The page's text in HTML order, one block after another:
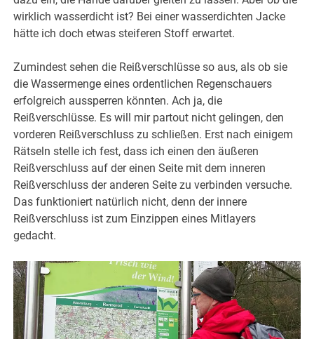
wirklich wasserdicht ist? Bei einer wasserdichten Jacke
hätte ich doch etwas steiferen Stoff erwartet.
Zumindest sehen die Reißverschlüsse so aus, als ob sie
die Wassermenge eines ordentlichen Regenschauers
erfolgreich aussperren könnten. Ach ja, die
Reißverschlüsse. Es will mir partout nicht gelingen, den
vorderen Reißverschluss zu schließen. Erst nach einigem
Rätseln stelle ich fest, dass ich einen den äußeren
Reißverschluss auf der einen Seite mit dem inneren
Reißverschluss der anderen Seite zu verbinden versuche.
Das funktioniert natürlich nicht, denn der innere
Reißverschluss ist zum Einzippen eines Mitlayers
gedacht.